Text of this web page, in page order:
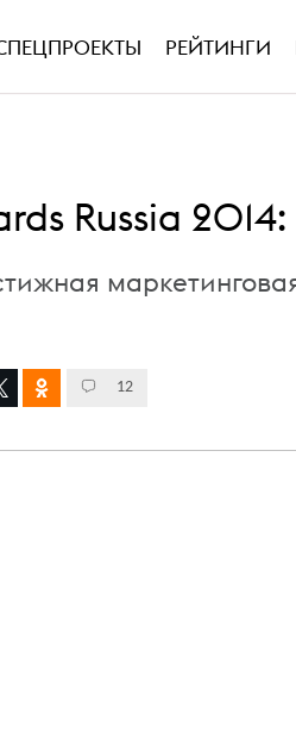
РЕЙТИНГИ
Russia
12